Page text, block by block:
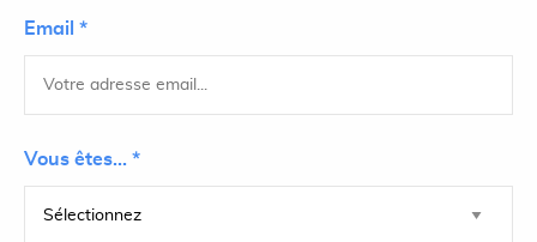
Email *
Vous êtes... *